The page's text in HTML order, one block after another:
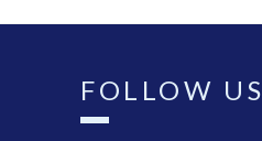
FOLLOW US